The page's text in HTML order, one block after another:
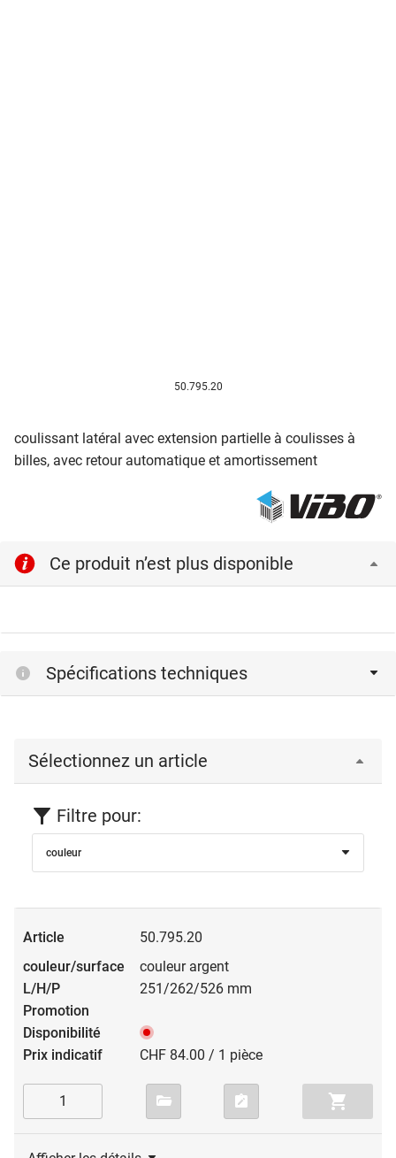
50.795.20
coulissant latéral avec extension partielle à coulisses à
billes, avec retour automatique et amortissement
Ce produit n’est plus disponible
Spécifications techniques
Sélectionnez un article
Filtre pour:
couleur
50.795.20
couleur argent
251/262/526 mm
CHF 84.00 / 1 pièce